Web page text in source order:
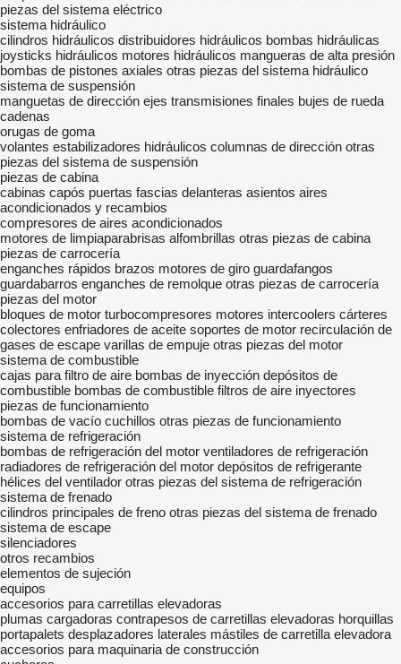
piezas del sistema eléctrico
sistema hidráulico
cilindros hidráulicos distribuidores hidráulicos bombas hidráulicas
joysticks hidráulicos motores hidráulicos mangueras de alta presión
bombas de pistones axiales otras piezas del sistema hidráulico
sistema de suspensión
manguetas de dirección ejes transmisiones finales bujes de rueda
cadenas
orugas de goma
volantes estabilizadores hidráulicos columnas de dirección otras
piezas del sistema de suspensión
piezas de cabina
cabinas capós puertas fascias delanteras asientos aires
acondicionados y recambios
compresores de aires acondicionados
motores de limpiaparabrisas alfombrillas otras piezas de cabina
piezas de carrocería
enganches rápidos brazos motores de giro guardafangos
guardabarros enganches de remolque otras piezas de carrocería
piezas del motor
bloques de motor turbocompresores motores intercoolers cárteres
colectores enfriadores de aceite soportes de motor recirculación de
gases de escape varillas de empuje otras piezas del motor
sistema de combustible
cajas para filtro de aire bombas de inyección depósitos de
combustible bombas de combustible filtros de aire inyectores
piezas de funcionamiento
bombas de vacío cuchillos otras piezas de funcionamiento
sistema de refrigeración
bombas de refrigeración del motor ventiladores de refrigeración
radiadores de refrigeración del motor depósitos de refrigerante
hélices del ventilador otras piezas del sistema de refrigeración
sistema de frenado
cilindros principales de freno otras piezas del sistema de frenado
sistema de escape
silenciadores
otros recambios
elementos de sujeción
equipos
accesorios para carretillas elevadoras
plumas cargadoras contrapesos de carretillas elevadoras horquillas
portapalets desplazadores laterales mástiles de carretilla elevadora
accesorios para maquinaria de construcción